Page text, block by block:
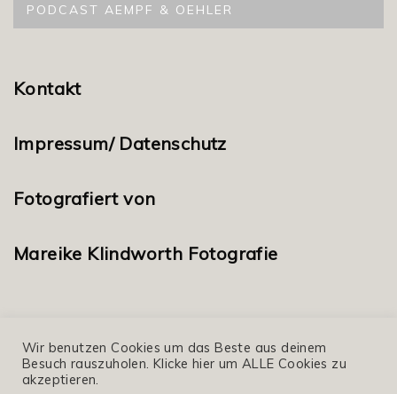
PODCAST AEMPF & OEHLER
Kontakt
Impressum/ Datenschutz
Fotografiert von
Mareike Klindworth Fotografie
Wir benutzen Cookies um das Beste aus deinem
Besuch rauszuholen. Klicke hier um ALLE Cookies zu
akzeptieren.